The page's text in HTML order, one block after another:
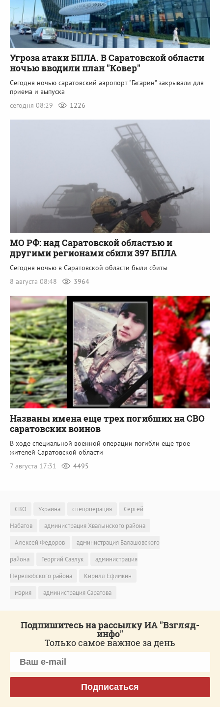
Угроза атаки БПЛА. В Саратовской области
ночью вводили план "Ковер"
Сегодня ночью саратовский аэропорт "Гагарин" закрывали для
приема и выпуска
сегодня 08:29
1226
МО РФ: над Саратовской областью и
другими регионами сбили 397 БПЛА
Сегодня ночью в Саратовской области были сбиты
8 августа 08:48
3964
Названы имена еще трех погибших на СВО
саратовских воинов
В ходе специальной военной операции погибли еще трое
жителей Саратовской области
7 августа 17:31
4495
СВО Украина спецоперация
Сергей
Набатов
администрация Хвалынского района
Алексей Федоров
администрация Балашовского
района
Георгий Савлук
администрация
Перелюбского района
Кирилл Ефимкин
мэрия
администрация Саратова
Подпишитесь на рассылку ИА "Взгляд-
инфо"
Только самое важное за день
Подписаться